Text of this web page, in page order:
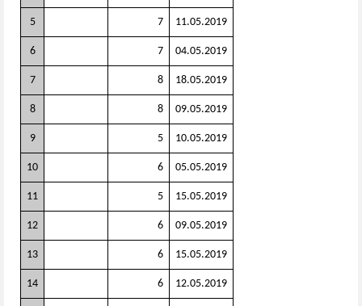
5 7 11.05.2019
6 7 04.05.2019
7 8 18.05.2019
8 8 09.05.2019
9 5 10.05.2019
10 6 05.05.2019
11 5 15.05.2019
12 6 09.05.2019
13 6 15.05.2019
14 6 12.05.2019